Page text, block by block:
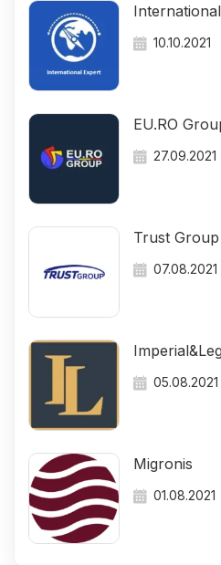
10.10.2021
EU.RO
27.09.2021
Trust Group
07.08.2021
05.08.2021
Migronis
01.08.2021